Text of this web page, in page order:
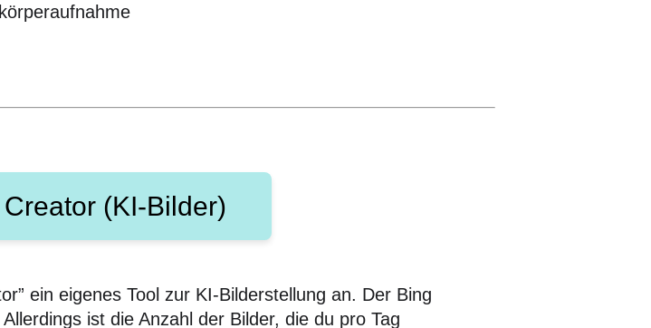
(KI-Bilder)
ein eigenes Tool zur KI-Bilderstellung an. Der Bing
ist die Anzahl der Bilder, die du pro Tag